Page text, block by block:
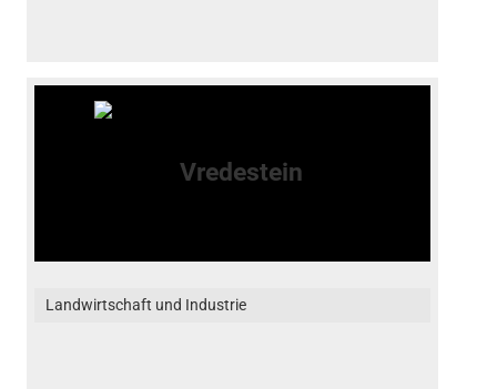
Landwirtschaft und Industrie